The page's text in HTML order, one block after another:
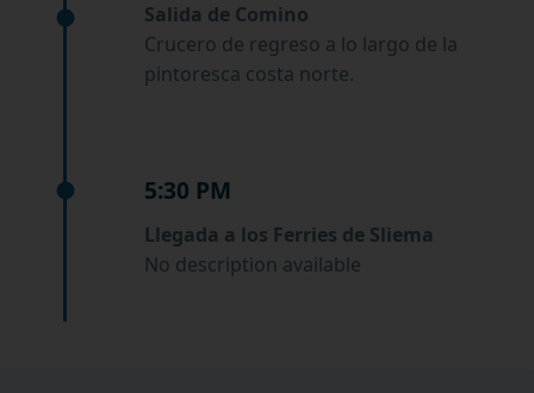
Salida de Comino
Crucero de regreso a lo largo de la
pintoresca costa norte.
5:30 PM
Llegada a los Ferries de Sliema
No description available